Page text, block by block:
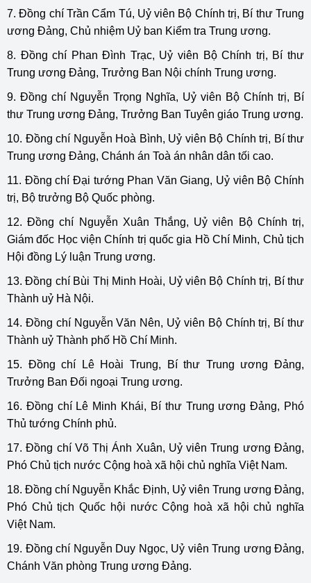
7. Đồng chí Trần Cẩm Tú, Uỷ viên Bộ Chính trị, Bí thư Trung
ương Đảng, Chủ nhiệm Uỷ ban Kiểm tra Trung ương.
8. Đồng chí Phan Đình Trạc, Uỷ viên Bộ Chính trị, Bí thư
Trung ương Đảng, Trưởng Ban Nội chính Trung ương.
9. Đồng chí Nguyễn Trọng Nghĩa, Uỷ viên Bộ Chính trị, Bí
thư Trung ương Đảng, Trưởng Ban Tuyên giáo Trung ương.
10. Đồng chí Nguyễn Hoà Bình, Uỷ viên Bộ Chính trị, Bí thư
Trung ương Đảng, Chánh án Toà án nhân dân tối cao.
11. Đồng chí Đại tướng Phan Văn Giang, Uỷ viên Bộ Chính
trị, Bộ trưởng Bộ Quốc phòng.
12. Đồng chí Nguyễn Xuân Thắng, Uỷ viên Bộ Chính trị,
Giám đốc Học viện Chính trị quốc gia Hồ Chí Minh, Chủ tịch
Hội đồng Lý luận Trung ương.
13. Đồng chí Bùi Thị Minh Hoài, Uỷ viên Bộ Chính trị, Bí thư
Thành uỷ Hà Nội.
14. Đồng chí Nguyễn Văn Nên, Uỷ viên Bộ Chính trị, Bí thư
Thành uỷ Thành phố Hồ Chí Minh.
15. Đồng chí Lê Hoài Trung, Bí thư Trung ương Đảng,
Trưởng Ban Đối ngoại Trung ương.
16. Đồng chí Lê Minh Khái, Bí thư Trung ương Đảng, Phó
Thủ tướng Chính phủ.
17. Đồng chí Võ Thị Ánh Xuân, Uỷ viên Trung ương Đảng,
Phó Chủ tịch nước Cộng hoà xã hội chủ nghĩa Việt Nam.
18. Đồng chí Nguyễn Khắc Định, Uỷ viên Trung ương Đảng,
Phó Chủ tịch Quốc hội nước Cộng hoà xã hội chủ nghĩa
Việt Nam.
19. Đồng chí Nguyễn Duy Ngọc, Uỷ viên Trung ương Đảng,
Chánh Văn phòng Trung ương Đảng.